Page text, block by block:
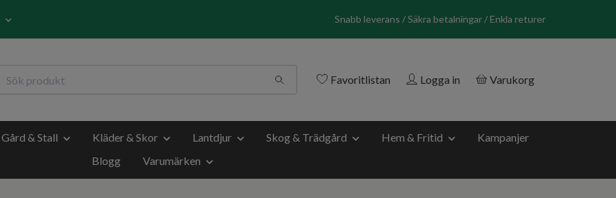
Snabb leverans / Säkra betalningar / Enkla returer
Favoritlistan Logga in Varukorg
Gård & Stall Kläder & Skor Lantdjur Skog & Trädgård Hem & Fritid
Kampanjer
Blogg
Varumärken